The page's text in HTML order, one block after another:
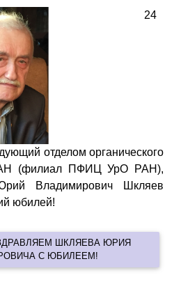
24
отделом органического
(филиал ПФИЦ УрО РАН),
Владимирович Шкляев
юбилей!
ШКЛЯЕВА ЮРИЯ
С ЮБИЛЕЕМ!